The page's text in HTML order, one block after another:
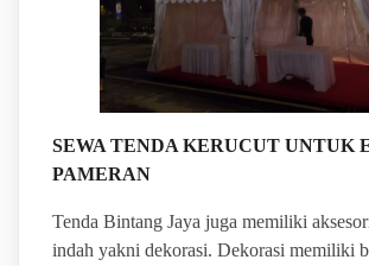
SEWA TENDA KERUCUT UNTUK
PAMERAN
Tenda Bintang Jaya juga memiliki
indah yakni dekorasi. Dekorasi memiliki